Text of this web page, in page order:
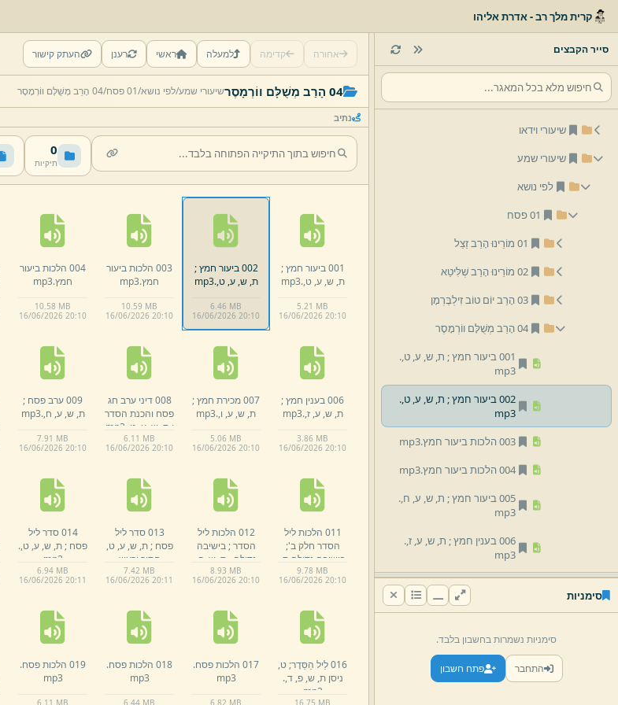
קרית מלך רב - אדרת אליהו
סייר הקבצים
שיעורי וידאו
שיעורי שמע
לפי נושא
01 פסח
01 מוֹרֵינוּ הָרַב זַצַל
02 מוֹרֵינוּ הָרַב שְׁלִּיטַא
03 הָרַב יוֹם טוֹב זִילְבֶּרְמָן
04 הָרַב מְשֻׁלָּם ווֹרְמָסֶר
001 ביעור חמץ ;
ת, ש, ע, ט,.
mp3
002 ביעור חמץ ;
ת, ש, ע, ט,.
mp3
003 הלכות ביעור חמץ.
mp3
004 הלכות ביעור חמץ.
mp3
005 ביעור חמץ ;
ת, ש, ע, ח,.
mp3
006 בענין חמץ ;
ת, ש, ע, ז,.
mp3
007 מכירת חמץ ;
ת,ש,ע,ו,.
ת,ש,ע,ט,.
mp3
009 ערב פסח ;
ת,
mp3
סימניות
סימניות נשמרות בחשבון בלבד.
התחבר פתח חשבון
אחורה קדימה למעלה ראשי רענן העתק קישור
04 הָרַב מְשֻׁלָּם ווֹרְמָסֶר שיעורי שמע/לפי נושא/01 פסח/ 04 הָרַב מְשֻׁלָּם ווֹרְמָסֶר
נתיב
0
תיקיות
001 ביעור חמץ ;
ת, ש, ע, ט,.
mp3
5.21 MB
16/06/2026 20:10
002 ביעור חמץ ;
ת, ש, ע, ט,.
mp3
6.46 MB
16/06/2026 20:10
003 הלכות ביעור
חמץ.mp3
10.59 MB
16/06/2026 20:10
004 הלכות ביעור
חמץ.mp3
10.58 MB
16/06/2026 20:10
006 בענין חמץ ;
ת, ש, ע, ז,.
mp3
3.86 MB
16/06/2026 20:10
007 מכירת חמץ ;
ת, ש, ע, ו,.
mp3
5.06 MB
16/06/2026 20:10
008 דיני ערב חג
פסח והכנת הסדר
; ת, ש, ע, ט, mp3
6.11 MB
16/06/2026 20:10
009 ערב פסח ;
ת, ש, ע, ח,.
mp3
7.91 MB
16/06/2026 20:10
011 הלכות ליל
הסדר חלק ב';
בישיבה גדולה ת,
פ,ד,.
mp3
9.78 MB
16/06/2026 20:10
012 הלכות ליל
הסדר ; בישיבה
גדולה ,
ת, ש, פ,
א,.
mp3
8.93 MB
16/06/2026 20:10
013 סדר ליל
פסח ; ת, ש, ע, ט,
חתוך ורעש
בהתחלה.mp3
7.42 MB
16/06/2026 20:11
014 סדר ליל
פסח ; ת, ש, ע, ט,.
mp3
6.94 MB
16/06/2026 20:11
016 לֵיל הַסֵּדֶר;
ט,
ניסן ת, ש, פ, ד,.
mp3
16. 75 MB
017 הלכות פסח.
mp3
6. 82 MB
018 הלכות פסח.
mp3
6. 44 MB
019 הלכות פסח.
mp3
6. 11 MB